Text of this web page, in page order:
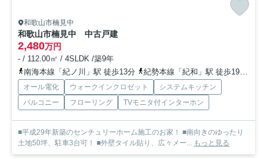
和歌山市楠見中
和歌山市楠見中 中古戸建
2,480万円
- / 112.00㎡ / 4SLDK /築9年
南海本線「紀ノ川」駅 徒歩13分
紀勢本線「紀和」駅 徒歩19分
オール電化 ウォークインクロゼット
システムキッチン
バルコニー
フローリング TVモニタ付インターホン
■平成29年新築のセンチュリーホーム施工のお家！ ■南向きのゆったり
土地50坪、駐車3台可！ ■外壁タイル貼り、広々メー... もっと見る